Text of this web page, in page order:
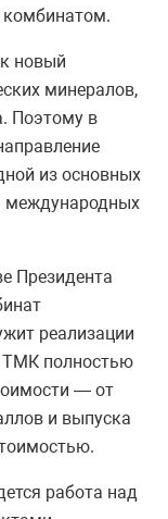
комбинатом.
новый
минералов,
Поэтому в
из основных
международных
Президента
реализации
ТМК полностью
— от
и выпуска
работа над